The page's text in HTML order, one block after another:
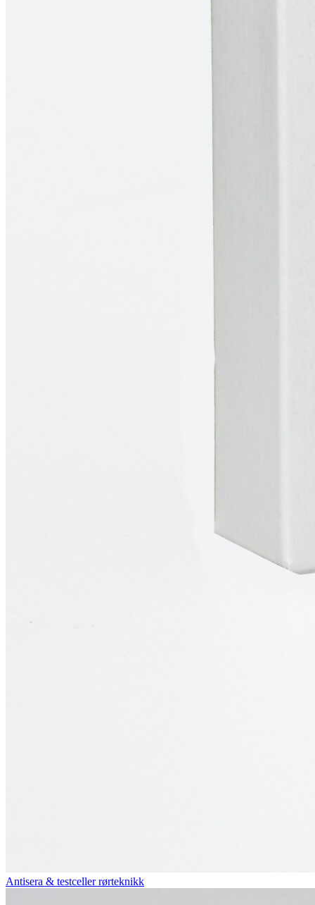
Antisera & testceller rørteknikk